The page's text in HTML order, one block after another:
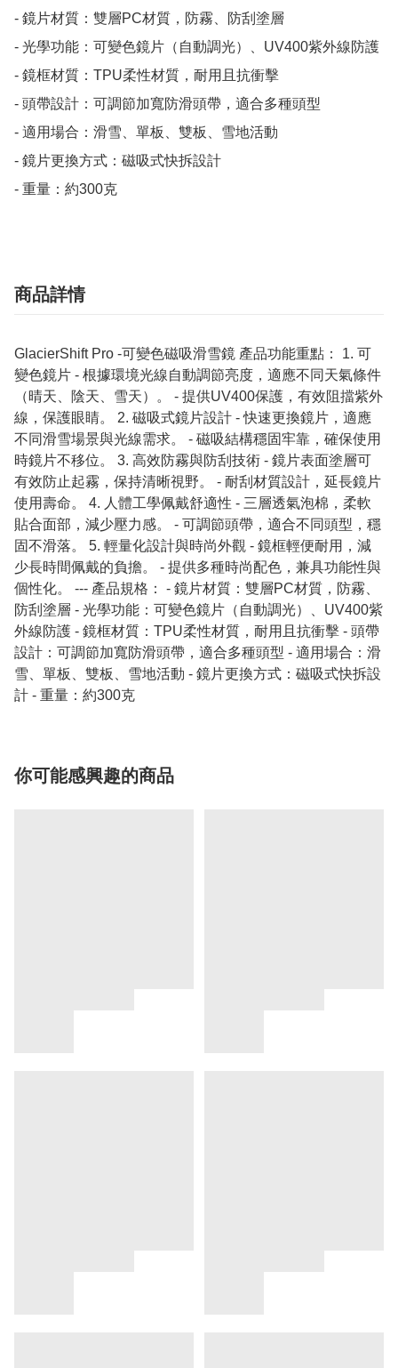
- 鏡片材質：雙層PC材質，防霧、防刮塗層
- 光學功能：可變色鏡片（自動調光）、UV400紫外線防護
- 鏡框材質：TPU柔性材質，耐用且抗衝擊
- 頭帶設計：可調節加寬防滑頭帶，適合多種頭型
- 適用場合：滑雪、單板、雙板、雪地活動
- 鏡片更換方式：磁吸式快拆設計
- 重量：約300克
商品詳情
GlacierShift Pro -可變色磁吸滑雪鏡 產品功能重點： 1. 可
變色鏡片 - 根據環境光線自動調節亮度，適應不同天氣條件
（晴天、陰天、雪天）。 - 提供UV400保護，有效阻擋紫外
線，保護眼睛。 2. 磁吸式鏡片設計 - 快速更換鏡片，適應
不同滑雪場景與光線需求。 - 磁吸結構穩固牢靠，確保使用
時鏡片不移位。 3. 高效防霧與防刮技術 - 鏡片表面塗層可
有效防止起霧，保持清晰視野。 - 耐刮材質設計，延長鏡片
使用壽命。 4. 人體工學佩戴舒適性 - 三層透氣泡棉，柔軟
貼合面部，減少壓力感。 - 可調節頭帶，適合不同頭型，穩
固不滑落。 5. 輕量化設計與時尚外觀 - 鏡框輕便耐用，減
少長時間佩戴的負擔。 - 提供多種時尚配色，兼具功能性與
個性化。 --- 產品規格： - 鏡片材質：雙層PC材質，防霧、
防刮塗層 - 光學功能：可變色鏡片（自動調光）、UV400紫
外線防護 - 鏡框材質：TPU柔性材質，耐用且抗衝擊 - 頭帶
設計：可調節加寬防滑頭帶，適合多種頭型 - 適用場合：滑
雪、單板、雙板、雪地活動 - 鏡片更換方式：磁吸式快拆設
計 - 重量：約300克
你可能感興趣的商品